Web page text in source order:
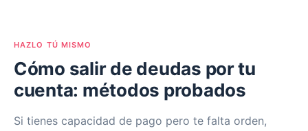
HAZLO TÚ MISMO
Cómo salir de deudas por tu
cuenta: métodos probados
Si tienes capacidad de pago pero te falta orden,